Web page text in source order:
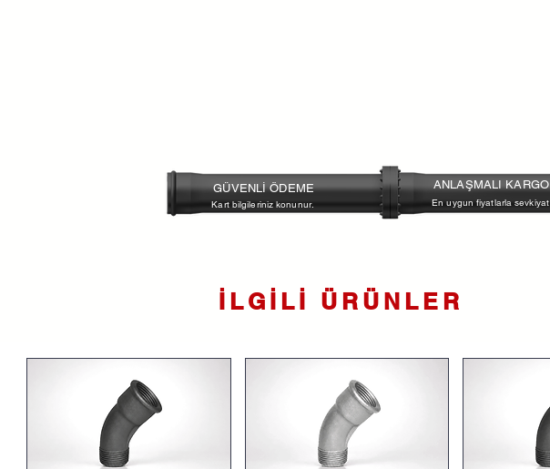
GÜVENLİ ÖDEME
Kart bilgileriniz konunur.
ANLAŞMALI KARGO
En uygun fiyatlarla sevkiyat
İLGİLİ ÜRÜNLER